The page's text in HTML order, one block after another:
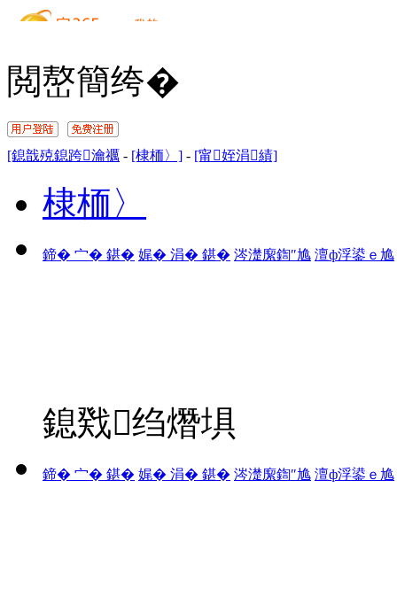
閲嶅簡绔�
[鎴戠殑鎴跨瀹禲 - [棣栭〉] - [甯姪涓績]
棣栭〉
鍗� 宀� 鍖� 娓� 涓� 鍖� 涔濋緳鍧″尯 澶ф浮鍙ｅ尯
鎴戣绉熸埧
鍗� 宀� 鍖� 娓� 涓� 鍖� 涔濋緳鍧″尯 澶ф浮鍙ｅ尯